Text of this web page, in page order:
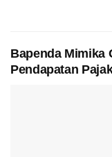
Bapenda Mimika
Pendapatan